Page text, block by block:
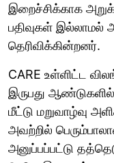
இறைச்சிக்காக
பதிவுகள் இல்லாமல்
தெரிவிக்கின்றனர்.
CARE உள்ளிட்ட
இருபது
மீட்டு மறுவாழ்வு
அவற்றில்
அனுப்பப்பட்டு